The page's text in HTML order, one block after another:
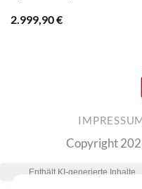
2.999,90€
Copyright